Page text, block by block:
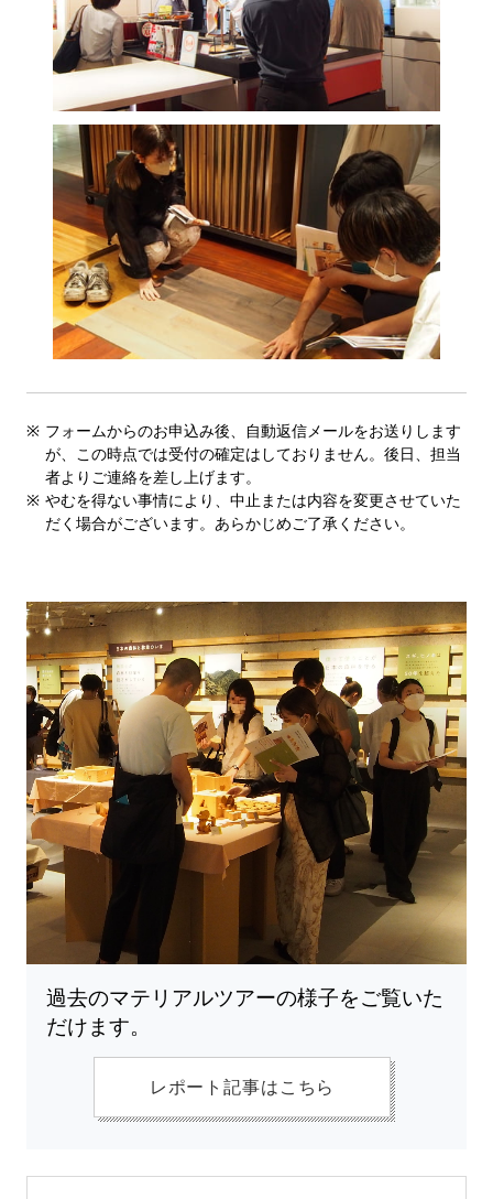
フォームからのお申込み後、自動返信メールをお送りします
が、この時点では受付の確定はしておりません。後日、担当
者よりご連絡を差し上げます。
やむを得ない事情により、中止または内容を変更させていた
だく場合がございます。あらかじめご了承ください。
過去のマテリアルツアーの様子をご覧いた
だけます。
レポート記事はこちら